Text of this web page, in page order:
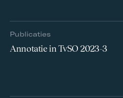
Publicaties
Annotatie in TvSO 2023-3